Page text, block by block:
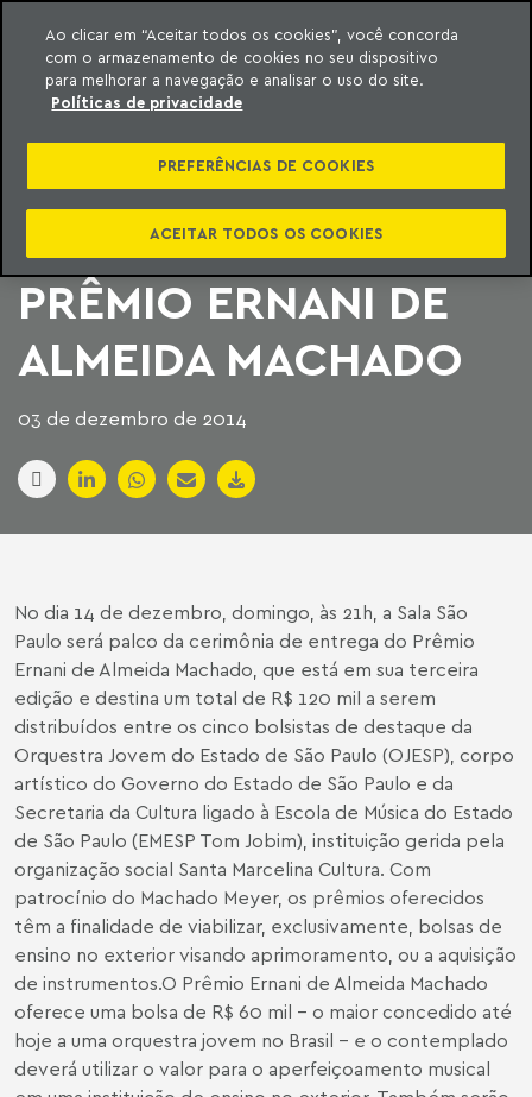
o conteúdo
Machado Meyer
CONTAGEM
REGRESSIVA PARA A
TERCEIRA EDIÇÃO DO
PRÊMIO ERNANI DE
ALMEIDA MACHADO
03 de dezembro de 2014
No dia 14 de dezembro, domingo, às 21h, a Sala São
Paulo será palco da cerimônia de entrega do Prêmio
Ernani de Almeida Machado, que está em sua terceira
edição e destina um total de R$ 120 mil a serem
distribuídos entre os cinco bolsistas de destaque da
Orquestra Jovem do Estado de São Paulo (OJESP), corpo
artístico do Governo do Estado de São Paulo e da
Secretaria da Cultura ligado à Escola de Música do Estado
de São Paulo (EMESP Tom Jobim), instituição gerida pela
organização social Santa Marcelina Cultura. Com
patrocínio do Machado Meyer, os prêmios oferecidos
têm a finalidade de viabilizar, exclusivamente, bolsas de
ensino no exterior visando aprimoramento, ou a aquisição
de instrumentos.O Prêmio Ernani de Almeida Machado
oferece uma bolsa de R$ 60 mil - o maior concedido até
hoje a uma orquestra jovem no Brasil - e o contemplado
deverá utilizar o valor para o aperfeiçoamento musical
Ao clicar em “Aceitar todos os cookies”, você concorda
com o armazenamento de cookies no seu dispositivo
para melhorar a navegação e analisar o uso do site.
Políticas de privacidade
PREFERÊNCIAS DE COOKIES
ACEITAR TODOS OS COOKIES